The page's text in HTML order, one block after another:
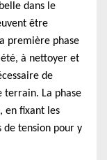
dans le
être
première phase
à nettoyer et
de
terrain. La phase
en fixant les
de tension pour y